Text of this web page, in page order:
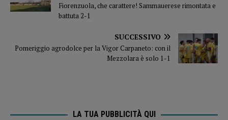
Fiorenzuola, che carattere! Sammauerese rimontata e
battuta 2-1
SUCCESSIVO
Pomeriggio agrodolce per la Vigor Carpaneto: con il
Mezzolara è solo 1-1
LA TUA PUBBLICITÀ QUI